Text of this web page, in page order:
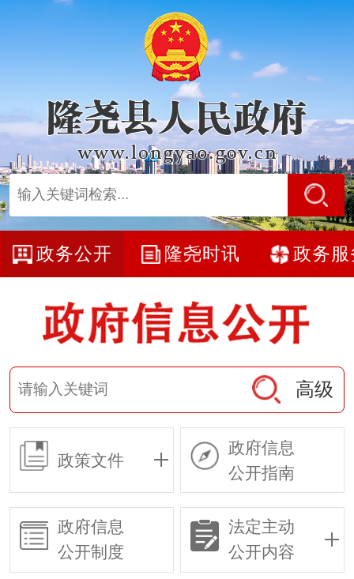
政务公开 隆尧时讯 政务服
高级
政策文件
政府信息
公开指南
政府信息
公开制度
法定主动
公开内容